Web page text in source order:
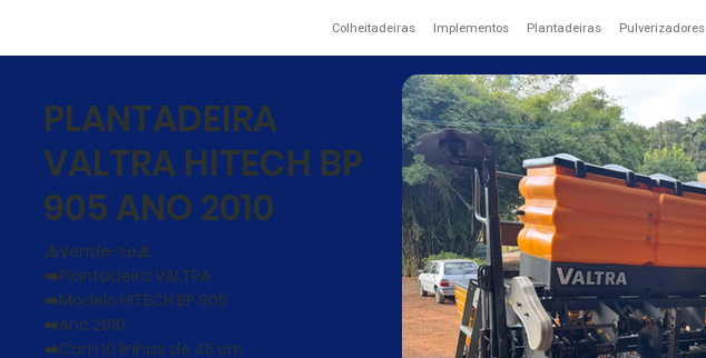
Colheitadeiras Implementos Plantadeiras Pulverizadores
PLANTADEIRA
VALTRA HITECH BP
905 ANO 2010
⚠️Vende-se⚠️
➡️Plantadeira VALTRA
➡️Modelo HITECH BP 905
➡️Ano 2010
➡️Com 10 linhas de 45 cm